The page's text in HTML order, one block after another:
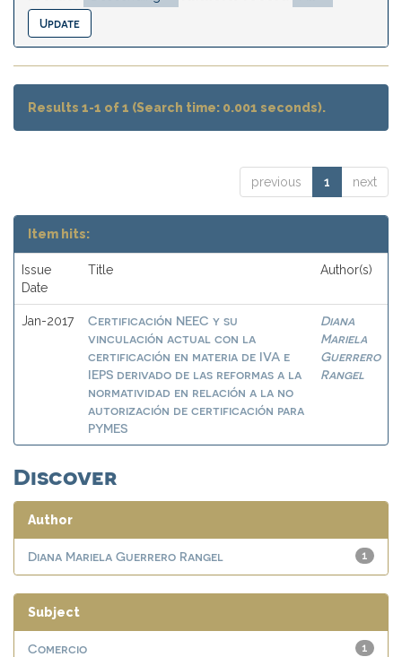
Results 1-1 of 1 (Search time: 0.001 seconds).
previous 1 next
Item hits:
Issue
Date
Title Author(s)
Jan-2017
Certificación NEEC y su
vinculación actual con la
certificación en materia de IVA e
IEPS derivado de las reformas a la
normatividad en relación a la no
autorización de certificación para
PYMES
Diana
Mariela
Guerrero
Rangel
Discover
Author
1
Diana Mariela Guerrero Rangel
Subject
1
Comercio